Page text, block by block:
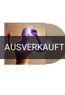
AUSVERKAUFT